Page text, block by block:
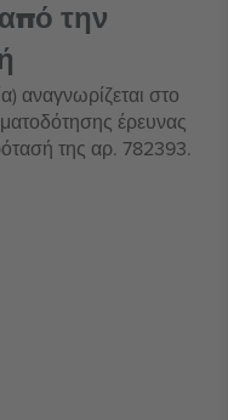
την
αναγνωρίζεται στο
έρευνας
της αρ. 782393.